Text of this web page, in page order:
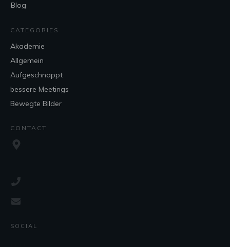
Blog
CATEGORIES
Akademie
Allgemein
Aufgeschnappt
bessere Meetings
Bewegte Bilder
CONTACT
SOCIAL